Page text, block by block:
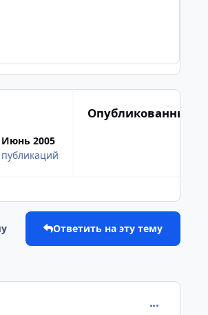
Июнь 2005
Опубликованные
Ответить на эту тему